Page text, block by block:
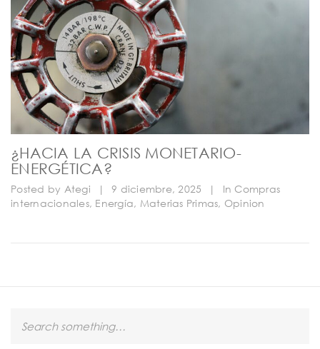
¿HACIA LA CRISIS MONETARIO-
ENERGÉTICA?
Posted by Ategi | 9 diciembre, 2025 | In Compras
internacionales, Energía, Materias Primas, Opinion